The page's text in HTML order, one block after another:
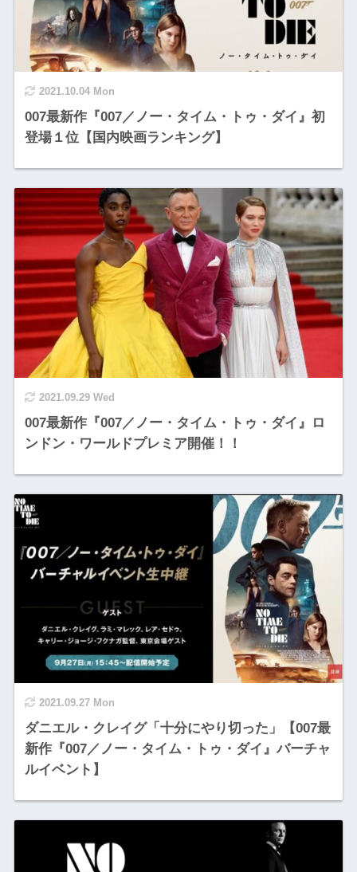
2021.10.04 Mon
007最新作『007／ノー・タイム・トゥ・ダイ』初
登場１位【国内映画ランキング】
2021.09.29 Wed
007最新作『007／ノー・タイム・トゥ・ダイ』ロ
ンドン・ワールドプレミア開催！！
2021.09.27 Mon
ダニエル・クレイグ「十分にやり切った」【007最
新作『007／ノー・タイム・トゥ・ダイ』バーチャ
ルイベント】